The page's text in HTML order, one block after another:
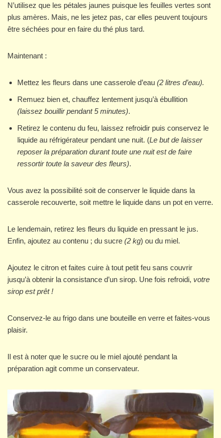
N’utilisez que les pétales jaunes puisque les feuilles vertes sont
plus amères. Mais, ne les jetez pas, car elles peuvent toujours
être séchées pour en faire du thé plus tard.
Maintenant :
Mettez les fleurs dans une casserole d’eau (2 litres d’eau).
Remuez bien et, chauffez lentement jusqu’à ébullition
(laissez bouillir pendant 5 minutes).
Retirez le contenu du feu, laissez refroidir puis conservez le
liquide au réfrigérateur pendant une nuit. (Le but de laisser
reposer la préparation durant toute une nuit est de faire
ressortir toute la saveur des fleurs).
Vous avez la possibilité soit de conserver le liquide dans la
casserole recouverte, soit mettre le liquide dans un pot en verre.
Le lendemain, retirez les fleurs du liquide en pressant le jus.
Enfin, ajoutez au contenu ; du sucre (2 kg) ou du miel.
Ajoutez le citron et faites cuire à tout petit feu sans couvrir
jusqu’à obtenir la consistance d’un sirop. Une fois refroidi, votre
sirop est prêt !
Conservez-le au frigo dans une bouteille en verre et faites-vous
plaisir.
Il est à noter que le sucre ou le miel ajouté pendant la
préparation agit comme un conservateur.